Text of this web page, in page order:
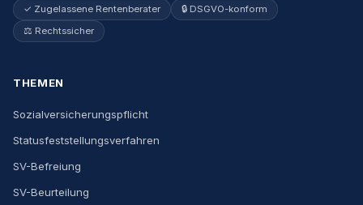
✓ Zugelassene Rentenberater
🔒 DSGVO-konform
⚖️ Rechtssicher
THEMEN
Sozialversicherungspflicht
Statusfeststellungsverfahren
SV-Befreiung
SV-Beurteilung